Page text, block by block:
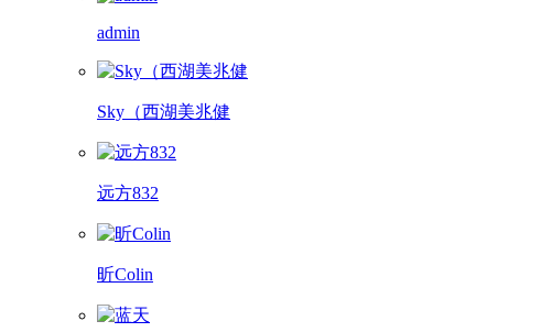
admin
Sky（西湖美兆健
远方832
昕Colin